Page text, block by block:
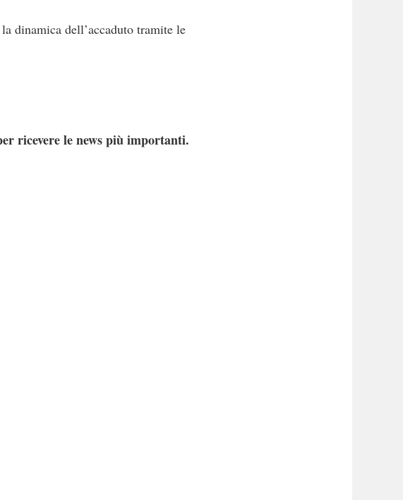
dinamica dell’accaduto tramite le
ricevere le news più importanti.